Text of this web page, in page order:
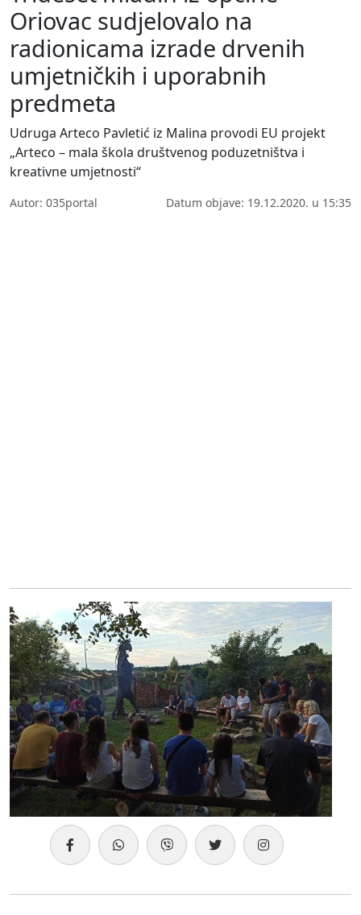
Oriovac sudjelovalo na
radionicama izrade drvenih
umjetničkih i uporabnih
predmeta
Udruga Arteco Pavletić iz Malina provodi EU projekt
„Arteco – mala škola društvenog poduzetništva i
kreativne umjetnosti“
Autor: 035portal Datum objave: 19.12.2020. u 15:35